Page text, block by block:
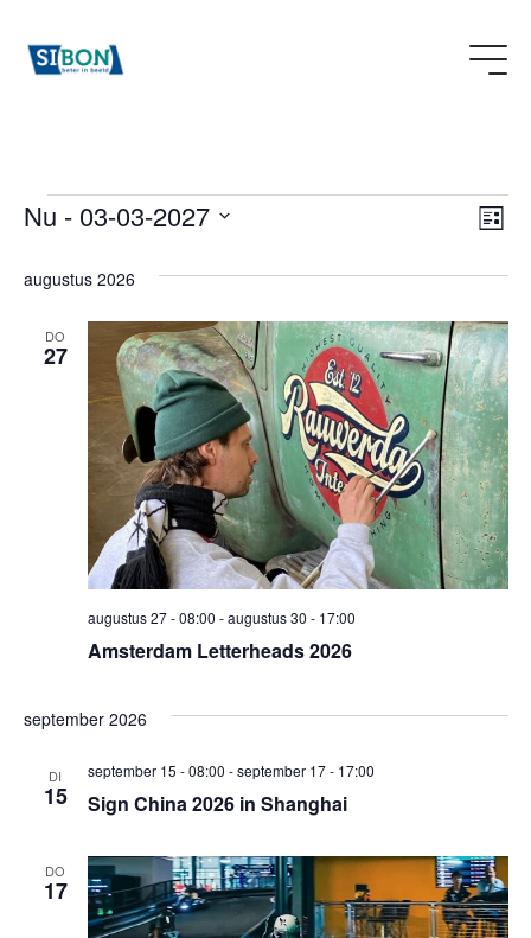
Evenementen Lijst
Nu - 03-03-2027
een
augustus 2026
DO
27
Amsterdam Letterheads 2026
augustus 27 - 08:00 -augustus 30 - 17:00
september 2026
DI
15 Sign China 2026 in Shanghai
september 15 - 08:00 -september 17 - 17:00
DO
17